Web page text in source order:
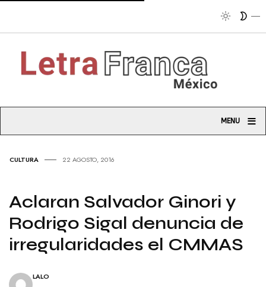
Tribuna
MENU ≡
CULTURA 22 AGOSTO, 2016
Aclaran Salvador Ginori y
Rodrigo Sigal denuncia de
irregularidades el CMMAS
LALO